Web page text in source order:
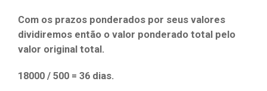
Com os prazos ponderados por seus valores
dividiremos então o valor ponderado total pelo
valor original total.
18000 / 500 = 36 dias.